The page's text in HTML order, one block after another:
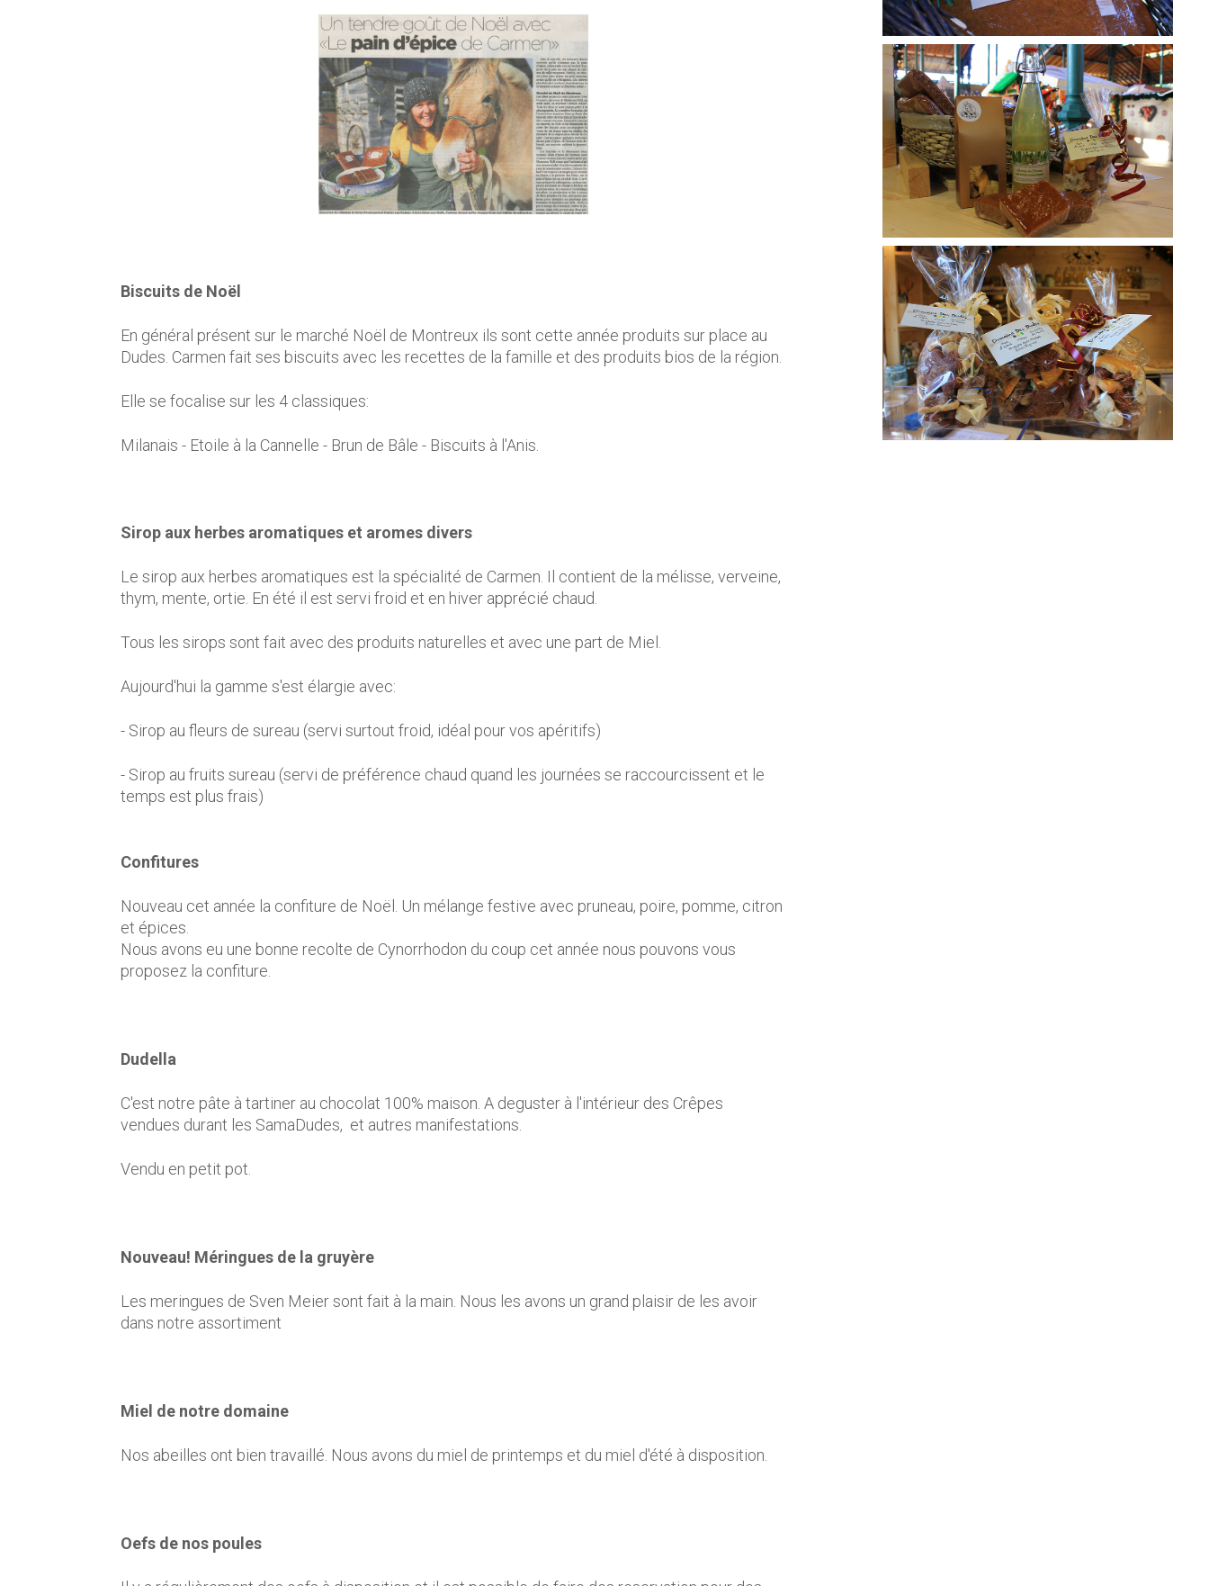
Biscuits de Noël
En général présent sur le marché Noël de Montreux ils sont cette année produits sur place au
Dudes. Carmen fait ses biscuits avec les recettes de la famille et des produits bios de la région.
Elle se focalise sur les 4 classiques:
Milanais - Etoile à la Cannelle - Brun de Bâle - Biscuits à l'Anis.
Sirop aux herbes aromatiques et aromes divers
Le sirop aux herbes aromatiques est la spécialité de Carmen. Il contient de la mélisse, verveine,
thym, mente, ortie. En été il est servi froid et en hiver apprécié chaud.
Tous les sirops sont fait avec des produits naturelles et avec une part de Miel.
Aujourd'hui la gamme s'est élargie avec:
- Sirop au fleurs de sureau (servi surtout froid, idéal pour vos apéritifs)
- Sirop au fruits sureau (servi de préférence chaud quand les journées se raccourcissent et le
temps est plus frais)
Confitures
Nouveau cet année la confiture de Noël. Un mélange festive avec pruneau, poire, pomme, citron
et épices.
Nous avons eu une bonne recolte de Cynorrhodon du coup cet année nous pouvons vous
proposez la confiture.
Dudella
C'est notre pâte à tartiner au chocolat 100% maison. A deguster à l'intérieur des Crêpes
vendues durant les SamaDudes, et autres manifestations.
Vendu en petit pot.
Nouveau! Méringues de la gruyère
Les meringues de Sven Meier sont fait à la main. Nous les avons un grand plaisir de les avoir
dans notre assortiment
Miel de notre domaine
Nos abeilles ont bien travaillé. Nous avons du miel de printemps et du miel d'été à disposition.
Oefs de nos poules